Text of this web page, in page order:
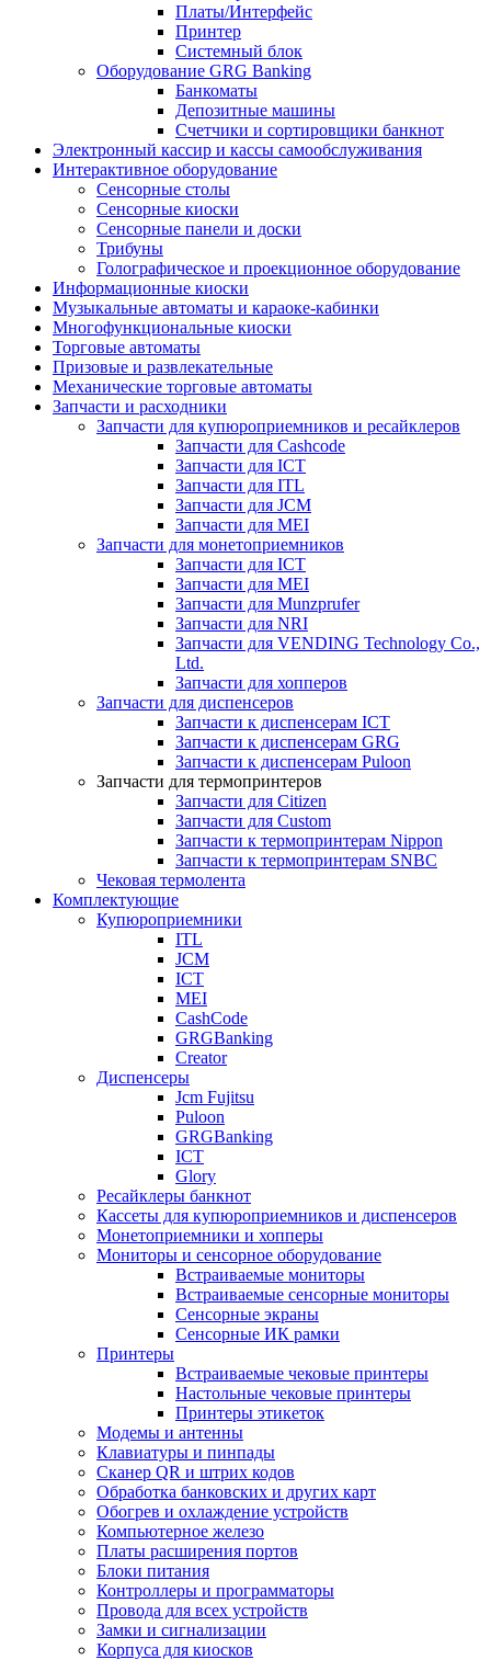
Платы/Интерфейс
Принтер
Системный блок
Оборудование GRG Banking
Банкоматы
Депозитные машины
Счетчики и сортировщики банкнот
Электронный кассир и кассы самообслуживания
Интерактивное оборудование
Сенсорные столы
Сенсорные киоски
Сенсорные панели и доски
Трибуны
Голографическое и проекционное оборудование
Информационные киоски
Музыкальные автоматы и караоке-кабинки
Многофункциональные киоски
Торговые автоматы
Призовые и развлекательные
Механические торговые автоматы
Запчасти и расходники
Запчасти для купюроприемников и ресайклеров
Запчасти для Cashcode
Запчасти для ICT
Запчасти для ITL
Запчасти для JCM
Запчасти для MEI
Запчасти для монетоприемников
Запчасти для ICT
Запчасти для MEI
Запчасти для Munzprufer
Запчасти для NRI
Запчасти для VENDING Technology Co.,
Ltd.
Запчасти для хопперов
Запчасти для диспенсеров
Запчасти к диспенсерам ICT
Запчасти к диспенсерам GRG
Запчасти к диспенсерам Puloon
Запчасти для термопринтеров
Запчасти для Citizen
Запчасти для Custom
Запчасти к термопринтерам Nippon
Запчасти к термопринтерам SNBC
Чековая термолента
Комплектующие
Купюроприемники
ITL
JCM
ICT
MEI
CashCode
GRGBanking
Creator
Диспенсеры
Jcm Fujitsu
Puloon
GRGBanking
ICT
Glory
Ресайклеры банкнот
Кассеты для купюроприемников и диспенсеров
Монетоприемники и хопперы
Мониторы и сенсорное оборудование
Встраиваемые мониторы
Встраиваемые сенсорные мониторы
Сенсорные экраны
Сенсорные ИК рамки
Принтеры
Встраиваемые чековые принтеры
Настольные чековые принтеры
Принтеры этикеток
Модемы и антенны
Клавиатуры и пинпады
Сканер QR и штрих кодов
Обработка банковских и других карт
Обогрев и охлаждение устройств
Компьютерное железо
Платы расширения портов
Блоки питания
Контроллеры и программаторы
Провода для всех устройств
Замки и сигнализации
Корпуса для киосков